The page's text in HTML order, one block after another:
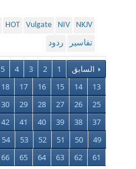
NKJV
NIV
Vulgate
HOT
تفاسير
ردود
السابق 1
2
3
4
5
13
14
15
16
17
18
25
26
27
28
29
30
37
38
39
40
41
42
49
50
51
52
53
54
61
62
63
64
65
66